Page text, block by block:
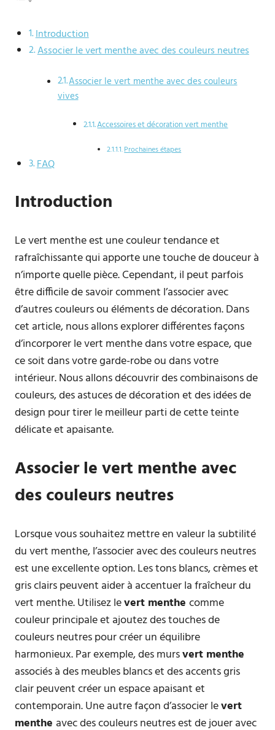
Introduction
Associer le vert menthe avec des couleurs neutres
Associer le vert menthe avec des couleurs
vives
Accessoires et décoration vert menthe
Prochaines étapes
FAQ
Introduction
Le vert menthe est une couleur tendance et
rafraîchissante qui apporte une touche de douceur à
n’importe quelle pièce. Cependant, il peut parfois
être difficile de savoir comment l’associer avec
d’autres couleurs ou éléments de décoration. Dans
cet article, nous allons explorer différentes façons
d’incorporer le vert menthe dans votre espace, que
ce soit dans votre garde-robe ou dans votre
intérieur. Nous allons découvrir des combinaisons de
couleurs, des astuces de décoration et des idées de
design pour tirer le meilleur parti de cette teinte
délicate et apaisante.
Associer le vert menthe avec
des couleurs neutres
Lorsque vous souhaitez mettre en valeur la subtilité
du vert menthe, l’associer avec des couleurs neutres
est une excellente option. Les tons blancs, crèmes et
gris clairs peuvent aider à accentuer la fraîcheur du
vert menthe. Utilisez levert menthe comme
couleur principale et ajoutez des touches de
couleurs neutres pour créer un équilibre
harmonieux. Par exemple, des mursvert menthe
associés à des meubles blancs et des accents gris
clair peuvent créer un espace apaisant et
contemporain. Une autre façon d’associer levert
menthe avec des couleurs neutres est de jouer avec